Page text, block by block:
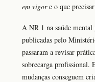
em vigore o que
A NR 1 na saúde mental
publicadas pelo
passaram a revisar
sobrecarga profissional.
mudanças conseguem